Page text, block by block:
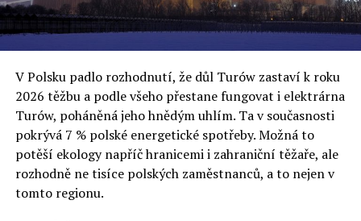
uvěří a nebudou se ptát na podrobnosti,“ řekl Rafał
Ziemkiewicz, redaktor týdeníku Do Rzeczy a ironicky
dodal: „Když se nynějšímu vedení státního hřebčince
podařilo prodat na aukci 10 plemenných koní za 600
000 euro, bylo to provládními médii oslavované jako
velký úspěch. Za vlády PiS se 14 koní prodalo za 2,5
milionu euro, což bylo stejnou mediální partou
komentováno jako konec polského chovu koní. Ve vidění
kontrolorů činnosti PiS ale určitě šlo při prodeji koní o
praní peněz či jinou nelegální činnost.“
Tuskova čísla jsou ale ujetá i jinde, pokračoval
V Polsku padlo rozhodnutí, že důl Turów zastaví k roku
2026 těžbu a podle všeho přestane fungovat i elektrárna
Turów, poháněná jeho hnědým uhlím. Ta v současnosti
pokrývá 7 % polské energetické spotřeby. Možná to
potěší ekology napříč hranicemi i zahraniční těžaře, ale
rozhodně ne tisíce polských zaměstnanců, a to nejen v
tomto regionu.